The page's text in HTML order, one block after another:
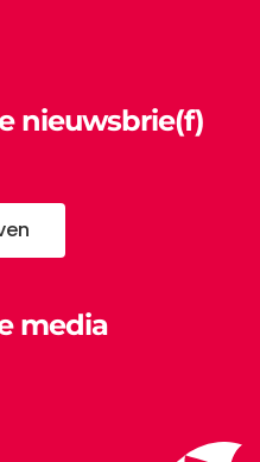
nieuwsbrie(f)
media